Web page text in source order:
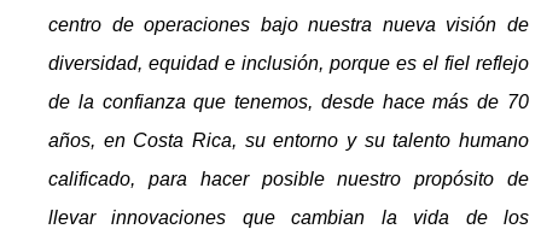
centro de operaciones bajo nuestra nueva visión de
diversidad, equidad e inclusión, porque es el fiel reflejo
de la confianza que tenemos, desde hace más de 70
años, en Costa Rica, su entorno y su talento humano
calificado, para hacer posible nuestro propósito de
llevar innovaciones que cambian la vida de los